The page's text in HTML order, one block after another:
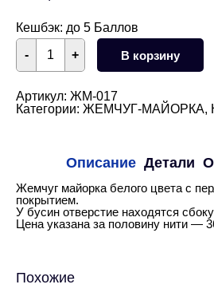
Кешбэк: до 5 Баллов
+
Количество
товара
Жемчуг
белый
17х6
- В корзину
Артикул: ЖМ-017
Категории: ЖЕМЧУГ-МАЙОРКА,
Описание Детали
Жемчуг майорка белого цвета с
покрытием.
У бусин отверстие находятся сбоку
Цена указана за половину нити —
Похожие